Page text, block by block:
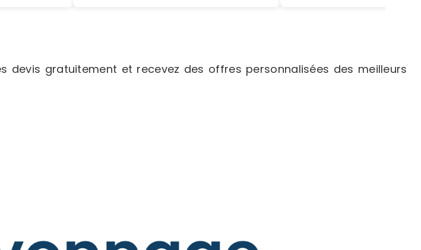
devis gratuitement et recevez des offres personnalisées des meilleurs